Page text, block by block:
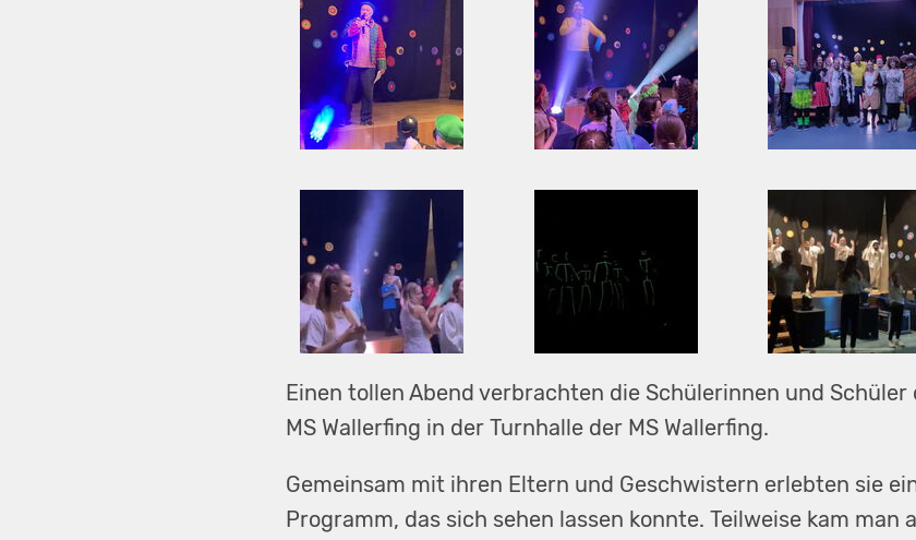
Einen tollen Abend verbrachten die Schülerinnen und Schüler
MS Wallerfing in der Turnhalle der MS Wallerfing.
Gemeinsam mit ihren Eltern und Geschwistern erlebten sie
Programm, das sich sehen lassen konnte. Teilweise kam man